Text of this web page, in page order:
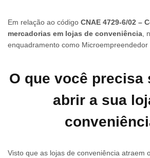
Em relação ao código CNAE 4729-6/02 –
mercadorias em lojas de conveniência ,
enquadramento como Microempreendedor
O que você precisa
abrir a sua
Visto que as lojas de conveniência atraem